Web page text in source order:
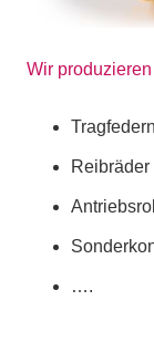
Wir
Tragfedern
Reibräder
….